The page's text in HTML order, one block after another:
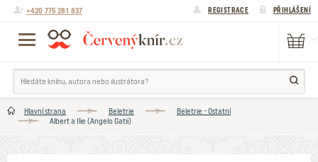
+420 775 281 837 REGISTRACE PŘIHLÁŠENÍ
Hlavní strana Beletrie
Beletrie - Ostatní
Albert a Ilie (Angelo Gatii)